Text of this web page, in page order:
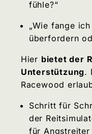
fühle?“
„Wie fange
überfordern
Hier bietet der
Unterstützung.
Racewood
Schritt für
der
für Angstreiter